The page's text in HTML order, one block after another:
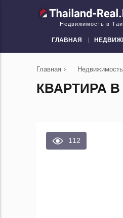
Недвижимость в
ГЛАВНАЯ
Главная ›
КВАРТИРА В
112